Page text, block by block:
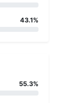
43.1%
55.3%